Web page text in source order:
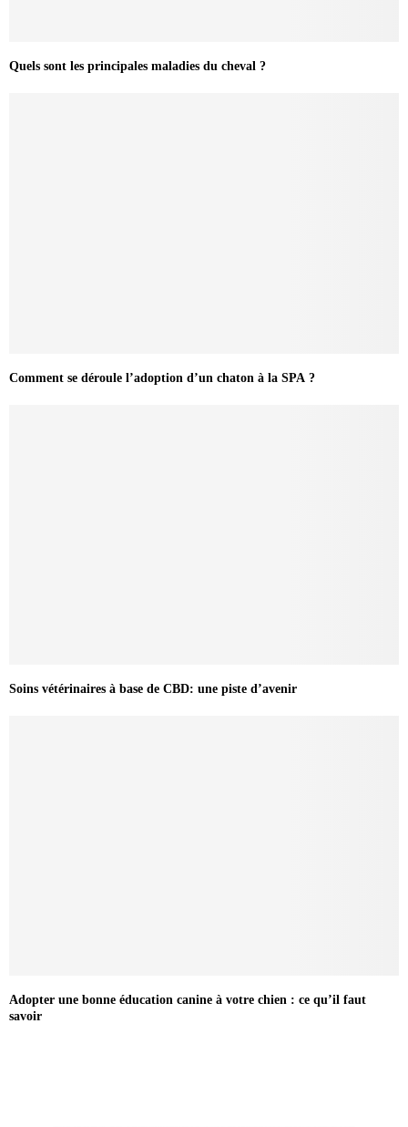
Quels sont les principales maladies du cheval ?
Comment se déroule l’adoption d’un chaton à la SPA ?
Soins vétérinaires à base de CBD: une piste d’avenir
Adopter une bonne éducation canine à votre chien : ce qu’il faut
savoir